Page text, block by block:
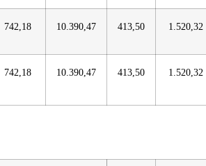
742,18 10.390,47 413,50 1.520,32
742,18 10.390,47 413,50 1.520,32